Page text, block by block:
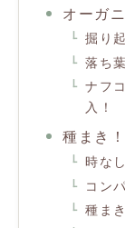
オーガ
掘り
落ち
ナフ
入！
種まき
時な
コン
種ま